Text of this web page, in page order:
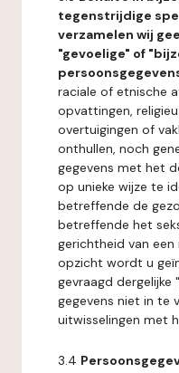
tegenstrijdige
verzamelen wij
"gevoelige" of
raciale of etnische
opvattingen,
overtuigingen of
onthullen, noch
gegevens met het
op unieke wijze te
betreffende de
betreffende het
gerichtheid van
opzicht wordt u
gevraagd dergelijke
gegevens niet in te
uitwisselingen met
3.4